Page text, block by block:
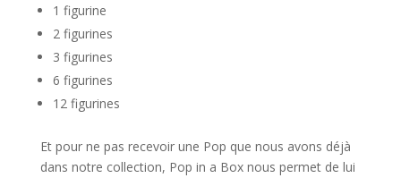
1 figurine
2 figurines
3 figurines
6 figurines
12 figurines
Et pour ne pas recevoir une Pop que nous avons déjà
dans notre collection, Pop in a Box nous permet de lui